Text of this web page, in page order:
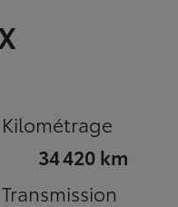
Kilométrage
34 420 km
Transmission